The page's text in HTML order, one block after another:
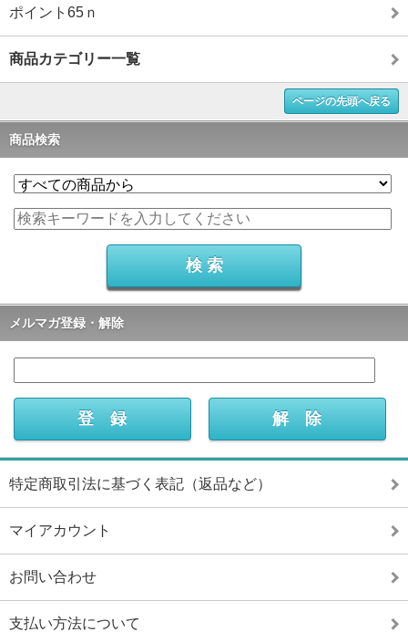
ポイント65ｎ
商品カテゴリー一覧
ページの先頭へ戻る
商品検索
メルマガ登録・解除
特定商取引法に基づく表記（返品など）
マイアカウント
お問い合わせ
支払い方法について